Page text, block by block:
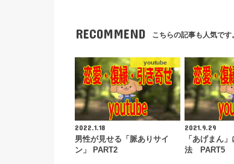
RECOMMEND こちらの記事も人気です。
youtube
2022.1.18
男性が見せる「脈ありサイ
ン」 PART2
2021.9.29
「あげまん
法 PART5